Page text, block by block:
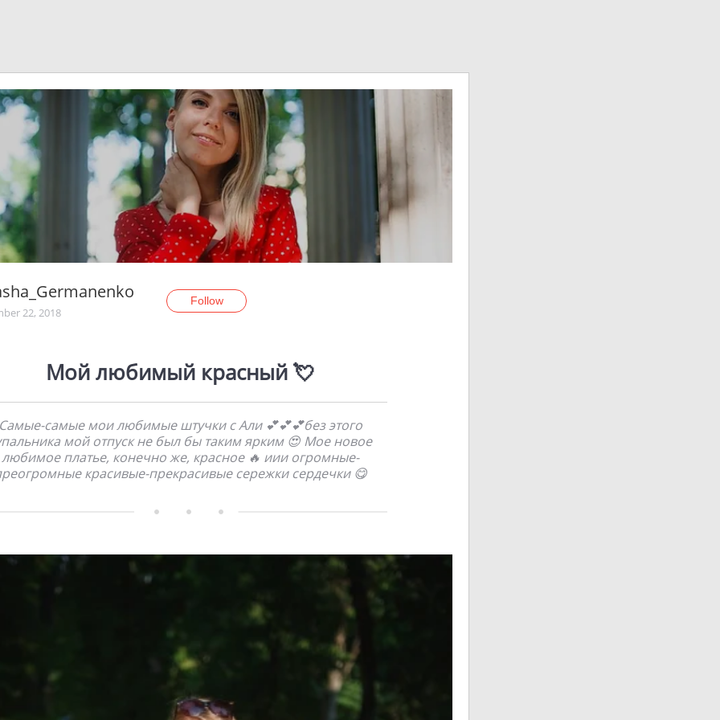
22, 2018
Follow
Мой любимый красный 💘
самые мои любимые штучки с Али 💕💕💕без этого
мой отпуск не был бы таким ярким 😍 Мое новое
любимое платье, конечно же, красное 🔥 иии огромные-
красивые-прекрасивые сережки сердечки 😋